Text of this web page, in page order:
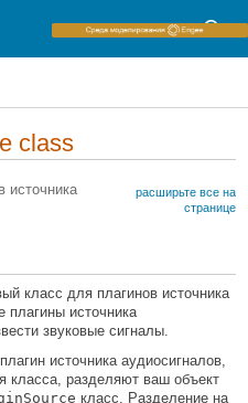
class
источника
расширьте все на
странице
класс для плагинов источника
плагины источника
звуковые сигналы.
источника аудиосигналов,
класса, разделяют ваш объект
класс. Разделение на